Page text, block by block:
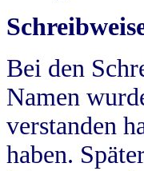
Bei den
Namen
verstanden
haben.